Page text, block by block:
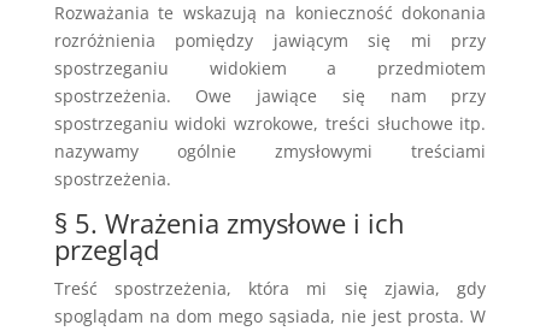
Rozważania te wskazują na konieczność dokonania
rozróżnienia pomiędzy jawiącym się mi przy
spostrzeganiu widokiem a przedmiotem
spostrzeżenia. Owe jawiące się nam przy
spostrzeganiu widoki wzrokowe, treści słuchowe itp.
nazywamy ogólnie zmysłowymi treściami
spostrzeżenia.
§ 5. Wrażenia zmysłowe i ich
przegląd
Treść spostrzeżenia, która mi się zjawia, gdy
spoglądam na dom mego sąsiada, nie jest prosta. W